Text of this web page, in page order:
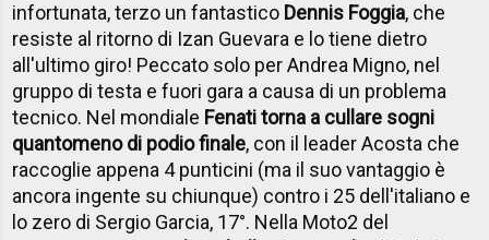
infortunata, terzo un fantastico Dennis Foggia, che
resiste al ritorno di Izan Guevara e lo tiene dietro
all'ultimo giro! Peccato solo per Andrea Migno, nel
gruppo di testa e fuori gara a causa di un problema
tecnico. Nel mondiale Fenati torna a cullare sogni
quantomeno di podio finale, con il leader Acosta che
raccoglie appena 4 punticini (ma il suo vantaggio è
ancora ingente su chiunque) contro i 25 dell'italiano e
lo zero di Sergio Garcia, 17°. Nella Moto2 del